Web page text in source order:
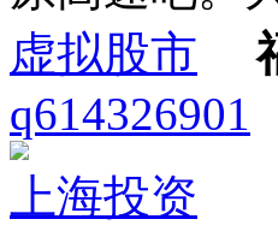
虚拟股市
q614326901
上海投资